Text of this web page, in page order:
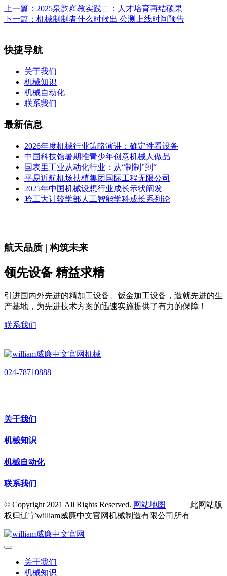
上一篇： 2025泉韵嵙教实践二：人才培育再结硕果
下一篇： 机械制制者什么时候出 公测上线时间预告
快捷导航
关于我们
机械知识
机械自动化
联系我们
最新信息
2026年度机械行业策略演讲：确定性看设备
中国科技馆暑期推青少年创意机械人做品
国表里工业从动化行业：从“制制”到“
平易近航机场扶植集团国际工程无限公司
2025年中国机械设想行业成长示状阐发
哈工大计较学部人工智能学科成长系列论
航天品质 | 构筑未来
领先设备 精益求精
引进国内外先进的精加工设备、钣金加工设备，造就先进的生
产基地，为先进技术方案的迅速实施提供了有力的保障！
联系我们
024-78710888
关于我们
机械知识
机械自动化
联系我们
© Copyright 2021 All Rights Reserved. 网站地图
此网站版
权归辽宁william威廉中文官网机械制造有限公司所有
关于我们
机械知识